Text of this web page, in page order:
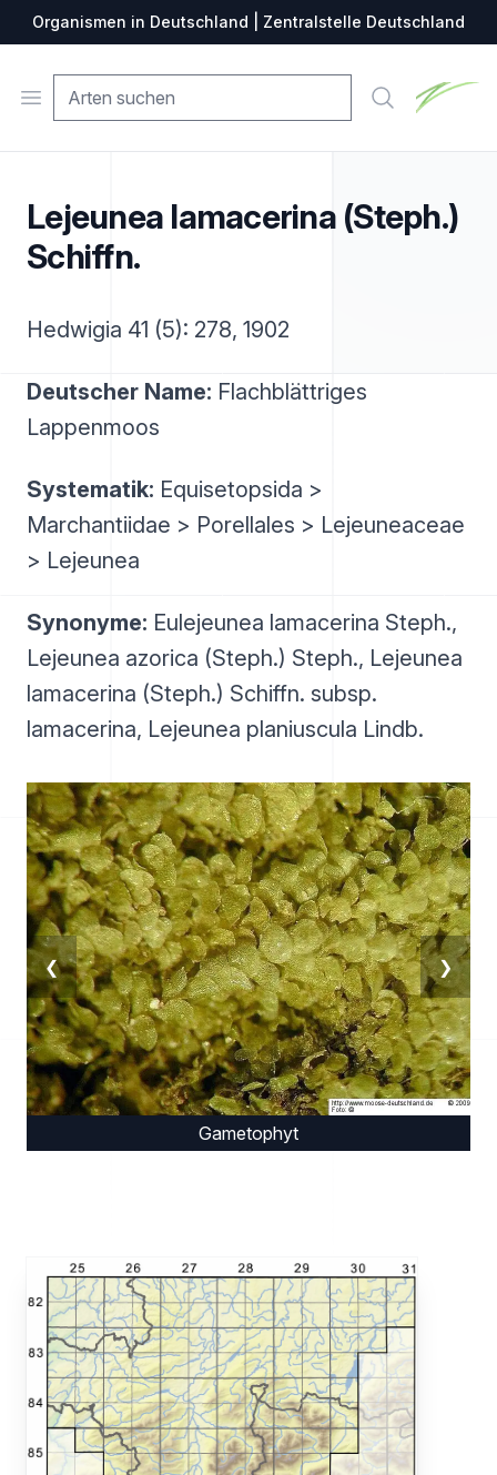
Organismen in Deutschland | Zentralstelle Deutschland
Open menu Suche
Lejeunea lamacerina (Steph.)
Schiffn.
Hedwigia 41 (5): 278, 1902
Deutscher Name: Flachblättriges
Lappenmoos
Systematik: Equisetopsida >
Marchantiidae > Porellales > Lejeuneaceae
> Lejeunea
Synonyme: Eulejeunea lamacerina Steph.,
Lejeunea azorica (Steph.) Steph., Lejeunea
lamacerina (Steph.) Schiffn. subsp.
lamacerina, Lejeunea planiuscula Lindb.
Gametophyt
❮ ❯